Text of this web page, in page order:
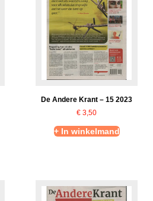
De Andere Krant – 15 2023
€ 3,50
+ In winkelmand